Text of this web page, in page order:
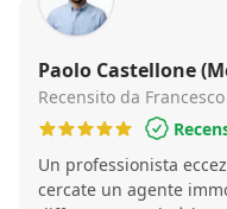
bene al proseguio del
Paolo Castellone
Recensito da
Un professionista
cercate un agente